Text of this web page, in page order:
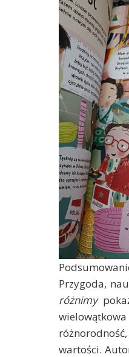
Przygoda,
różnimy
wartości.